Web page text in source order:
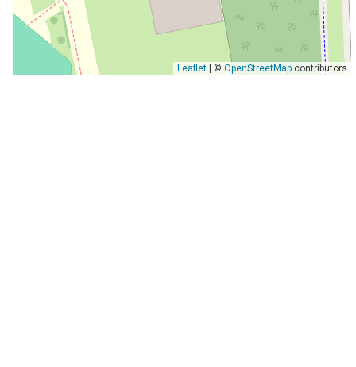
Leaflet| © OpenStreetMapcontributors